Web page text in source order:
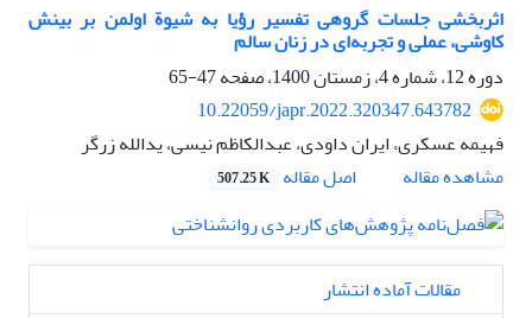
اثربخشی جلسات گروهی تفسیر رؤیا به شیوة اولمن بر بینش
کاوشی، عملی و تجربه‌ای در زنان سالم
دوره 12، شماره 4، زمستان 1400، صفحه
47-65
10.22059/japr.2022.320347.643782
فهیمه عسکری، ایران داودی، عبدالکاظم نیسی، یدالله زرگر
مشاهده مقاله
اصل مقاله 507.25 K
مقالات آماده انتشار